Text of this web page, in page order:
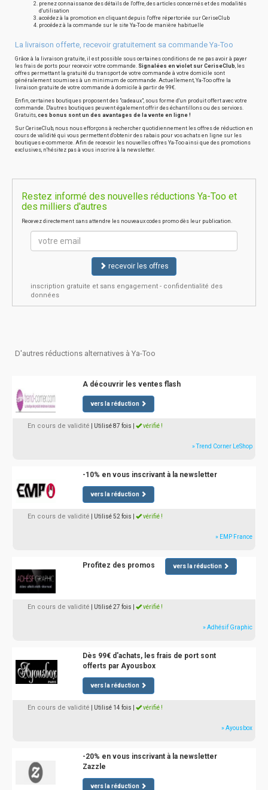
prenez connaissance des détails de l'offre, des articles concernés et des modalités
d'utilisation
accédez à la promotion en cliquant depuis l'offre répertoriée sur CeriseClub
procédez à la commande sur le site Ya-Too de manière habituelle
La livraison offerte, recevoir gratuitement sa commande Ya-Too
Grâce à la livraison gratuite, il est possible sous certaines conditions de ne pas avoir à payer
les frais de ports pour recevoir votre commande. Signalées en violet sur CeriseClub, les
offres permettant la gratuité du transport de votre commande à votre domicile sont
généralement soumises à un minimum de commande. Actuellement, Ya-Too offre la
livraison gratuite de votre commande à domicile à partir de 99€.
Enfin, certaines boutiques proposent des "cadeaux", sous forme d'un produit offert avec votre
commande. D'autres boutiques peuvent également offrir des échantillons ou des services.
Gratuits, ces bonus sont un des avantages de la vente en ligne !
Sur CeriseClub, nous nous efforçons à rechercher quotidiennement les offres de réduction en
cours de validité qui vous permettent d'obtenir des rabais pour vos achats en ligne sur les
boutiques e-commerce. Afin de recevoir les nouvelles offres Ya-Too ainsi que des promotions
exclusives, n'hésitez pas à vous inscrire à la newsletter.
Restez informé des nouvelles réductions Ya-Too et
des milliers d'autres
Recevez directement sans attendre les nouveaux codes promo dès leur publication.
recevoir les offres
inscription gratuite et sans engagement - confidentialité des
données
D'autres réductions alternatives à Ya-Too
A découvrir les ventes flash
vers la réduction
En cours de validité | Utilisé 87 fois vérifié !
» Trend Corner LeShop
-10% en vous inscrivant à la newsletter
vers la réduction
En cours de validité | Utilisé 52 fois vérifié !
» EMP France
Profitez des promos vers la réduction
En cours de validité | Utilisé 27 fois vérifié !
» Adhésif Graphic
Dès 99€ d'achats, les frais de port sont
offerts par Ayousbox
vers la réduction
En cours de validité | Utilisé 14 fois vérifié !
» Ayousbox
-20% en vous inscrivant à la newsletter
Zazzle
vers la réduction